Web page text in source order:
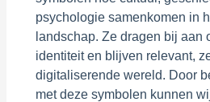
psychologie samenkomen in
landschap. Ze dragen bij aan
identiteit en blijven relevant,
digitaliserende wereld. Door
met deze symbolen kunnen